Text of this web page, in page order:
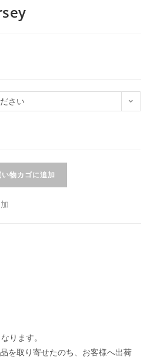
さい
い物カゴに追加
ります。
を取り寄せたのち、お客様へ出荷